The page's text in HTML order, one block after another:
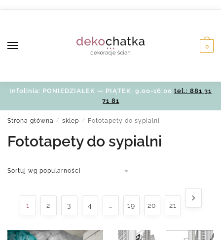
0
Infolinia: PONIEDZIAŁEK — PIĄTEK: 9.00-16.00 tel.: 881 31
71 81
Strona główna / sklep / Fototapety do sypialni
Fototapety do sypialni
1 2 3 4 … 19 20 21